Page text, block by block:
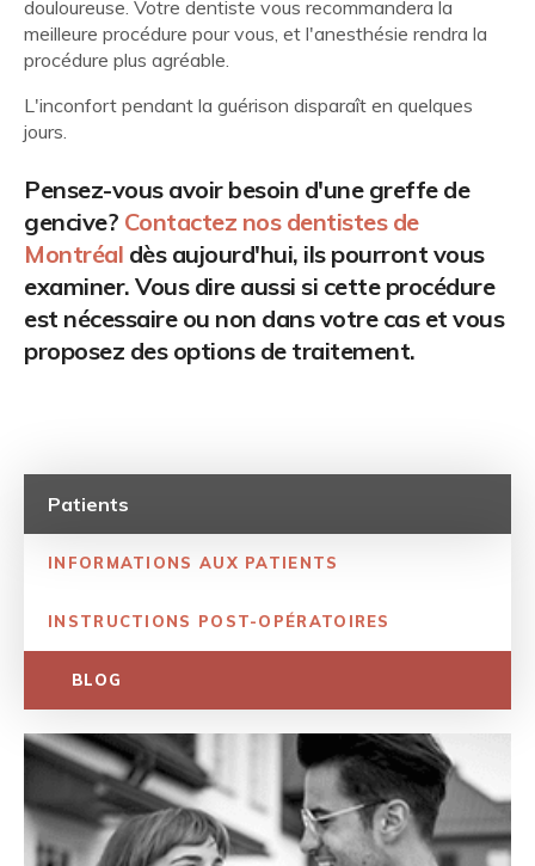
douloureuse. Votre dentiste vous recommandera la
meilleure procédure pour vous, et l'anesthésie rendra la
procédure plus agréable.
L'inconfort pendant la guérison disparaît en quelques
jours.
Pensez-vous avoir besoin d'une greffe de
gencive? Contactez nos dentistes de
Montréal dès aujourd'hui, ils pourront vous
examiner. Vous dire aussi si cette procédure
est nécessaire ou non dans votre cas et vous
proposez des options de traitement.
Patients
INFORMATIONS AUX PATIENTS
INSTRUCTIONS POST-OPÉRATOIRES
BLOG